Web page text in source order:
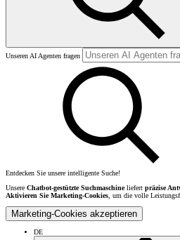
Unseren AI Agenten fragen
Entdecken Sie unsere intelligente Suche!
Unsere Chatbot-gestützte Suchmaschineliefert präzise
Aktivieren Sie Marketing-Cookies, um die volle
Marketing-Cookies akzeptieren
DE